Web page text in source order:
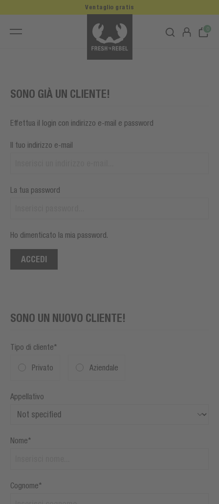
0
Ventaglio gratis
SONO GIÀ UN CLIENTE!
Effettua il login con indirizzo e-mail e password
Il tuo indirizzo e-mail
La tua password
Ho dimenticato la mia password.
ACCEDI
SONO UN NUOVO CLIENTE!
Tipo di cliente*
Privato Aziendale
Appellativo
Nome*
Cognome*